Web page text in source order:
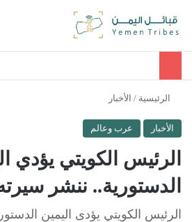
الرئيسية / الأخبار
الأخبار عرب وعالم
الرئيس الكويتي يؤدي
الدستورية.. ننشر سيرته
الرئيس الكويتي يؤدى اليمين